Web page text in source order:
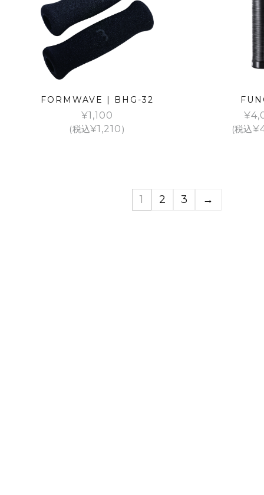
FORMWAVE | BHG-32
¥1,100
(税込¥1,210)
¥
(税込¥
1 2 3 →